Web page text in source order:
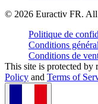
© 2026 Euractiv FR. All
Politique de
Conditions
Conditions de
This site is protected
Policy and Terms of